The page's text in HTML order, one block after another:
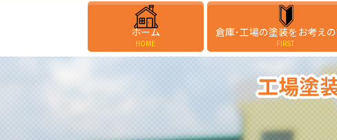
ホーム
HOME
倉庫･工場の塗装をお考え
FIRST
工場塗